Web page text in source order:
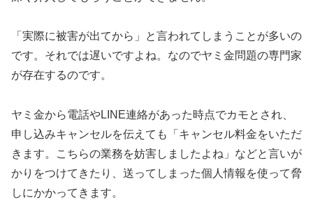
「実際に被害が出てから」と言われてしまうことが多いの
です。それでは遅いですよね。なのでヤミ金問題の専門家
が存在するのです。
ヤミ金から電話やLINE連絡があった時点でカモとされ、
申し込みキャンセルを伝えても「キャンセル料金をいただ
きます。こちらの業務を妨害しましたよね」などと言いが
かりをつけてきたり、送ってしまった個人情報を使って脅
しにかかってきます。